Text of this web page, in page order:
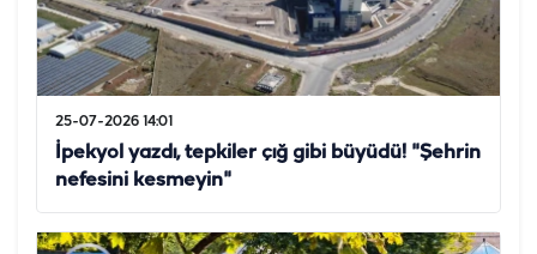
25-07-2026 14:01
İpekyol yazdı, tepkiler çığ gibi büyüdü! "Şehrin
nefesini kesmeyin"